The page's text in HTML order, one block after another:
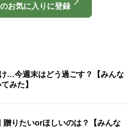
お気に入りに登録
…今週末はどう過ごす？【みんな
みた】
贈りたいorほしいのは？【みんな